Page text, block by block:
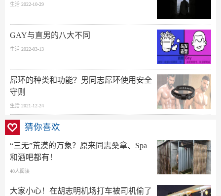
生活 2022-10-29
GAY与直男的八大不同
生活 2022-03-13
屌环的种类和功能？男同志屌环使用安全
守则
生活 2021-12-24
猜你喜欢
“三无”荒漠的万象？原来同志桑拿、Spa
和酒吧都有！
40人阅读
大家小心！在胡志明机场打车被司机偷了